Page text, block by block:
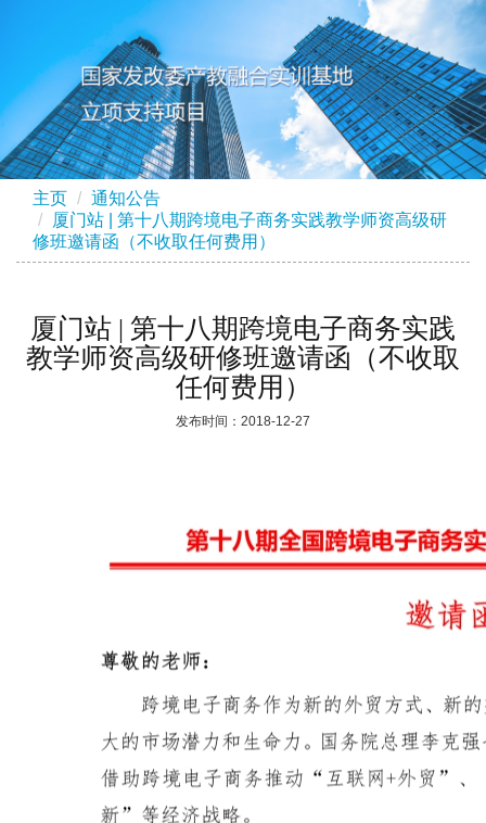
主页
通知公告
厦门站 | 第十八期跨境电子商务实践教学师资高级研
修班邀请函（不收取任何费用）
厦门站 | 第十八期跨境电子商务实践
教学师资高级研修班邀请函（不收取
任何费用）
发布时间：2018-12-27